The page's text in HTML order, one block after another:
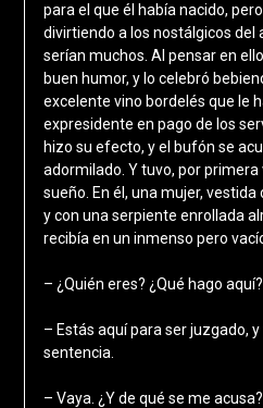
para el que él había nacido,
divirtiendo a los nostálgicos del
serían muchos. Al pensar en
buen humor, y lo celebró
excelente vino bordelés que le
expresidente en pago de los
hizo su efecto, y el bufón se
adormilado. Y tuvo, por
sueño. En él, una mujer,
y con una serpiente enrollada
recibía en un inmenso pero
– ¿Quién eres? ¿Qué hago
– Estás aquí para ser juzgado,
sentencia.
– Vaya. ¿Y de qué se me acusa?